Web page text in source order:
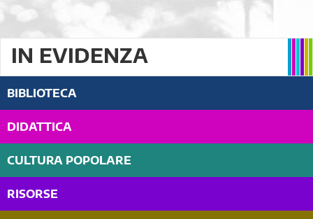
IN EVIDENZA
BIBLIOTECA
DIDATTICA
CULTURA POPOLARE
RISORSE